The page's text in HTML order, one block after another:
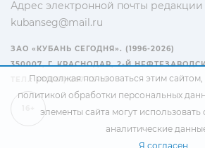
Адрес электронной почты
kubanseg@mail.ru
ЗАО «КУБАНЬ СЕГОДНЯ». (1996-2026)
350007, Г. КРАСНОДАР, 2-Й
ТЕЛ.: +7(861) 267-15-15
Продолжая пользоваться этим сайтом,
политикой обработки персональных
элементы сайта могут использовать
аналитические
Я согласен